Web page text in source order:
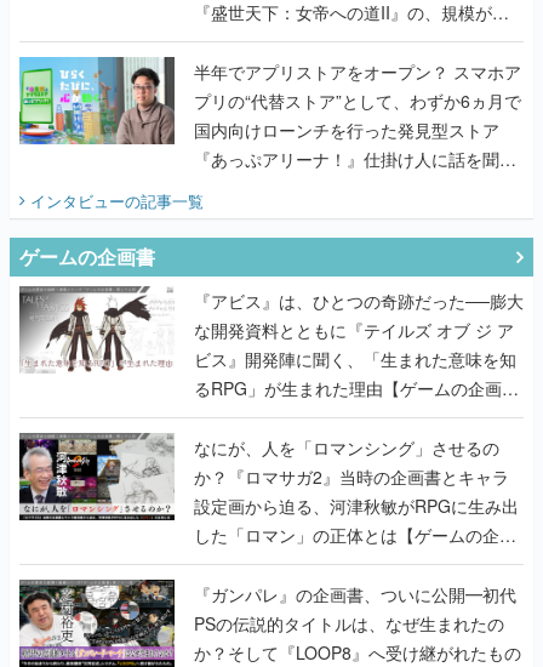
『盛世天下：女帝への道II』の、規模が違
うこだわりをプロデューサーに聞いた
半年でアプリストアをオープン？ スマホア
プリの“代替ストア”として、わずか6ヵ月で
国内向けローンチを行った発見型ストア
『あっぷアリーナ！』仕掛け人に話を聞い
インタビューの記事一覧
ゲームの企画書
『アビス』は、ひとつの奇跡だった──膨大
な開発資料とともに『テイルズ オブ ジ ア
ビス』開発陣に聞く、「生まれた意味を知
るRPG」が生まれた理由【ゲームの企画
書】
なにが、人を「ロマンシング」させるの
か？『ロマサガ2』当時の企画書とキャラ
設定画から迫る、河津秋敏がRPGに生み出
した「ロマン」の正体とは【ゲームの企画
書】
『ガンパレ』の企画書、ついに公開━初代
PSの伝説的タイトルは、なぜ生まれたの
か？そして『LOOP8』へ受け継がれたもの